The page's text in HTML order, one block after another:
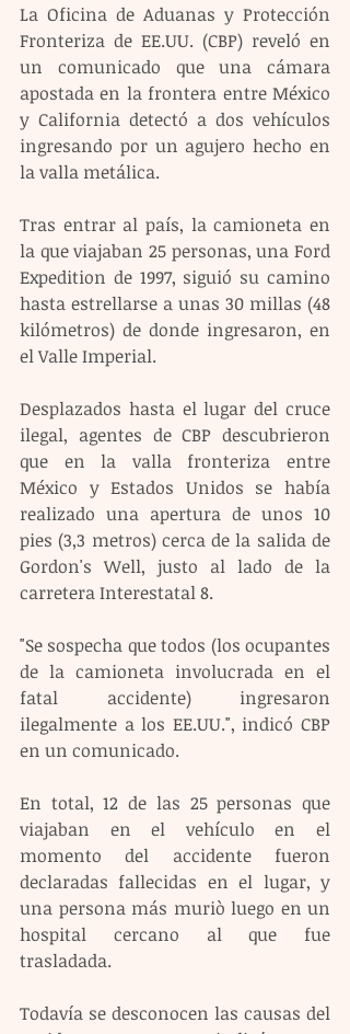
La Oficina de Aduanas y Protección
Fronteriza de EE.UU. (CBP) reveló en
un comunicado que una cámara
apostada en la frontera entre México
y California detectó a dos vehículos
ingresando por un agujero hecho en
la valla metálica.
Tras entrar al país, la camioneta en
la que viajaban 25 personas, una Ford
Expedition de 1997, siguió su camino
hasta estrellarse a unas 30 millas (48
kilómetros) de donde ingresaron, en
el Valle Imperial.
Desplazados hasta el lugar del cruce
ilegal, agentes de CBP descubrieron
que en la valla fronteriza entre
México y Estados Unidos se había
realizado una apertura de unos 10
pies (3,3 metros) cerca de la salida de
Gordon's Well, justo al lado de la
carretera Interestatal 8.
"Se sospecha que todos (los ocupantes
de la camioneta involucrada en el
fatal accidente) ingresaron
ilegalmente a los EE.UU.", indicó CBP
en un comunicado.
En total, 12 de las 25 personas que
viajaban en el vehículo en el
momento del accidente fueron
declaradas fallecidas en el lugar, y
una persona más muriò luego en un
hospital cercano al que fue
trasladada.
Todavía se desconocen las causas del